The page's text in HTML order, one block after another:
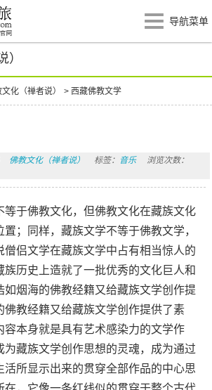
导航菜单
）
化（禅者说） > 西藏佛教文学
佛教文化（禅者说） 标签： 音乐
浏览次数：
于佛教文化，但佛教文化在藏族文化
；同样，藏族文学不等于佛教文学，
僧侣文学在藏族文学中占有相当惊人的
族历史上造就了一批优秀的文化巨人和
如烟海的佛教经籍又给藏族文学创作提
佛教经籍又给藏族文学创作提供了素
容本身就是具有艺术感染力的文学作
为藏族文学创作思想的灵魂，成为通过
活所显示出来的贯穿全部作品的中心思